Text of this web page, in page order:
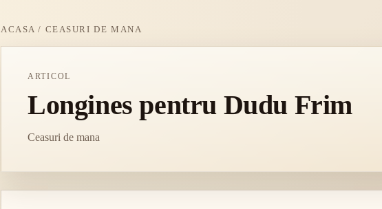
ACASA / CEASURI DE MANA
ARTICOL
Longines pentru Dudu Frim
Ceasuri de mana